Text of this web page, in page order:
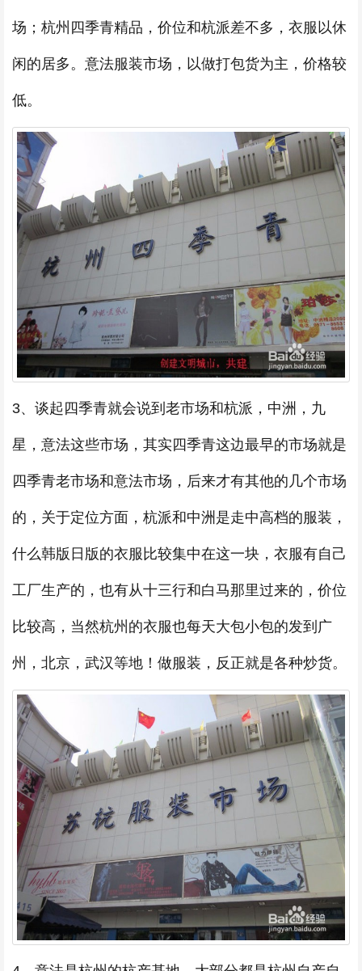
场；杭州四季青精品，价位和杭派差不多，衣服以休
闲的居多。意法服装市场，以做打包货为主，价格较
低。
3、谈起四季青就会说到老市场和杭派，中洲，九
星，意法这些市场，其实四季青这边最早的市场就是
四季青老市场和意法市场，后来才有其他的几个市场
的，关于定位方面，杭派和中洲是走中高档的服装，
什么韩版日版的衣服比较集中在这一块，衣服有自己
工厂生产的，也有从十三行和白马那里过来的，价位
比较高，当然杭州的衣服也每天大包小包的发到广
州，北京，武汉等地！做服装，反正就是各种炒货。